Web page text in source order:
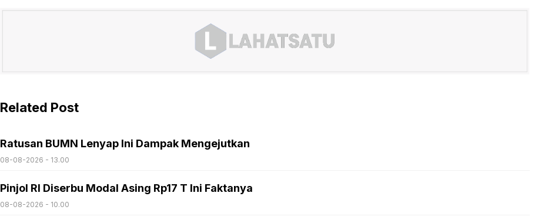
Related Post
Ratusan BUMN Lenyap Ini Dampak Mengejutkan
08-08-2026 - 13.00
Pinjol RI Diserbu Modal Asing Rp17 T Ini Faktanya
08-08-2026 - 10.00